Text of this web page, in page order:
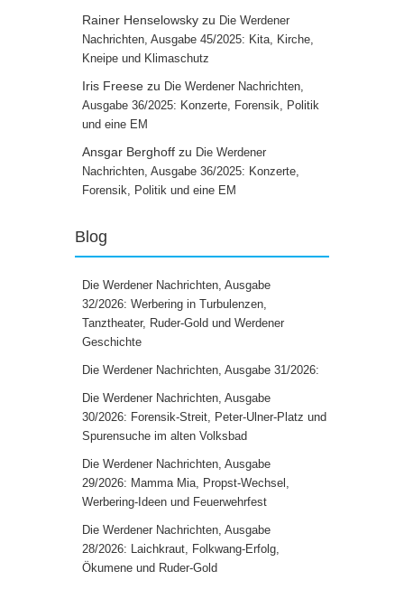
Rainer Henselowsky zu Die Werdener
Nachrichten, Ausgabe 45/2025: Kita, Kirche,
Kneipe und Klimaschutz
Iris Freese zu Die Werdener Nachrichten,
Ausgabe 36/2025: Konzerte, Forensik, Politik
und eine EM
Ansgar Berghoff zu Die Werdener
Nachrichten, Ausgabe 36/2025: Konzerte,
Forensik, Politik und eine EM
Blog
Die Werdener Nachrichten, Ausgabe
32/2026: Werbering in Turbulenzen,
Tanztheater, Ruder-Gold und Werdener
Geschichte
Die Werdener Nachrichten, Ausgabe 31/2026:
Die Werdener Nachrichten, Ausgabe
30/2026: Forensik-Streit, Peter-Ulner-Platz und
Spurensuche im alten Volksbad
Die Werdener Nachrichten, Ausgabe
29/2026: Mamma Mia, Propst-Wechsel,
Werbering-Ideen und Feuerwehrfest
Die Werdener Nachrichten, Ausgabe
28/2026: Laichkraut, Folkwang-Erfolg,
Ökumene und Ruder-Gold